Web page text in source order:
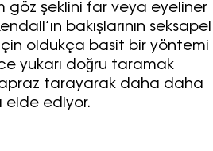
göz şeklini far veya eyeliner
bakışlarının seksapel
oldukça basit bir yöntemi
yukarı doğru taramak
tarayarak daha daha
elde ediyor.